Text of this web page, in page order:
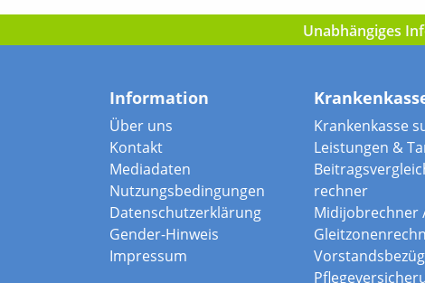
Unabhängiges
Information
Über uns
Kontakt
Mediadaten
Nutzungsbedingungen
Datenschutzerklärung
Gender-Hinweis
Impressum
Krankenkasse
Leistungen &
rechner
Midijobrechner